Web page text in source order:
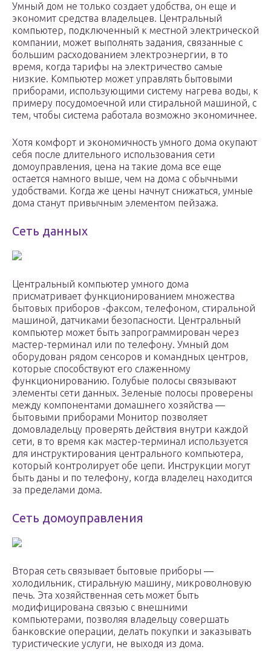
Умный дом не только создает удобства, он еще и
экономит средства владельцев. Центральный
компьютер, подключенный к местной электрической
компании, может выполнять задания, связанные с
большим расходованием электроэнергии, в то
время, когда тарифы на электричество самые
низкие. Компьютер может управлять бытовыми
приборами, использующими систему нагрева воды, к
примеру посудомоечной или стиральной машиной, с
тем, чтобы система работала возможно экономичнее.
Хотя комфорт и экономичность умного дома окупают
себя после длительного использования сети
домоуправления, цена на такие дома все еще
остается намного выше, чем на дома с обычными
удобствами. Когда же цены начнут снижаться, умные
дома станут привычным элементом пейзажа.
Сеть данных
Центральный компьютер умного дома
присматривает функционированием множества
бытовых приборов -факсом, телефоном, стиральной
машиной, датчиками безопасности. Центральный
компьютер может быть запрограммирован через
мастер-терминал или по телефону. Умный дом
оборудован рядом сенсоров и командных центров,
которые способствуют его слаженному
функционированию. Голубые полосы связывают
элементы сети данных. Зеленые полосы проверены
между компонентами домашнего хозяйства —
бытовыми приборами Монитор позволяет
домовладельцу проверять действия внутри каждой
сети, в то время как мастер-терминал используется
для инструктирования центрального компьютера,
который контролирует обе цепи. Инструкции могут
быть даны и по телефону, когда владелец находится
за пределами дома.
Сеть домоуправления
Вторая сеть связывает бытовые приборы —
холодильник, стиральную машину, микроволновую
печь. Эта хозяйственная сеть может быть
модифицирована связью с внешними
компьютерами, позволяя владельцу совершать
банковские операции, делать покупки и заказывать
туристические услуги, не выходя из дома.